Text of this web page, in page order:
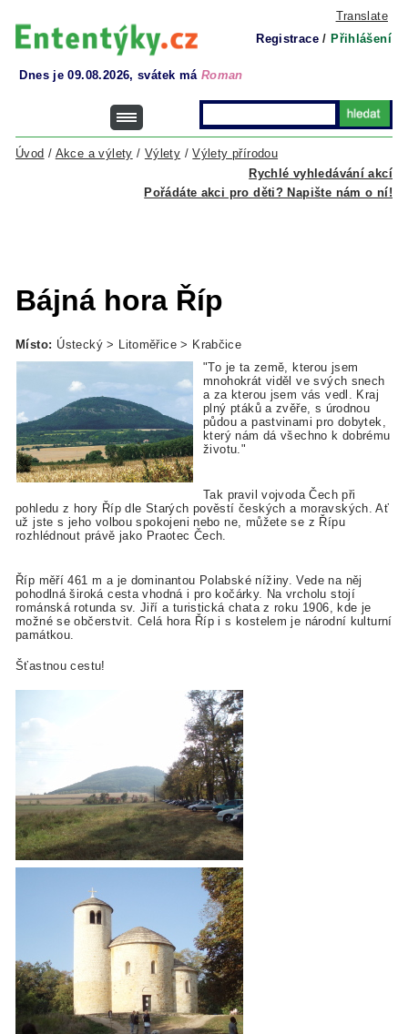
Translate
Registrace / Přihlášení
Dnes je 09.08.2026, svátek má Roman
Rychlé vyhledávání akcí
Úvod / Akce a výlety / Výlety /Výlety přírodou
Pořádáte akci pro děti? Napište nám o ní!
Bájná hora Říp
Místo: Ústecký > Litoměřice > Krabčice
"To je ta země, kterou jsem
mnohokrát viděl ve svých snech
a za kterou jsem vás vedl. Kraj
plný ptáků a zvěře, s úrodnou
půdou a pastvinami pro dobytek,
který nám dá všechno k dobrému
životu."
Tak pravil vojvoda Čech při
pohledu z hory Říp dle Starých pověstí českých a moravských. Ať
už jste s jeho volbou spokojeni nebo ne, můžete se z Řípu
rozhlédnout právě jako Praotec Čech.
Říp měří 461 m a je dominantou Polabské nížiny. Vede na něj
pohodlná široká cesta vhodná i pro kočárky. Na vrcholu stojí
románská rotunda sv. Jiří a turistická chata z roku 1906, kde je
možné se občerstvit. Celá hora Říp i s kostelem je národní kulturní
památkou.
Šťastnou cestu!